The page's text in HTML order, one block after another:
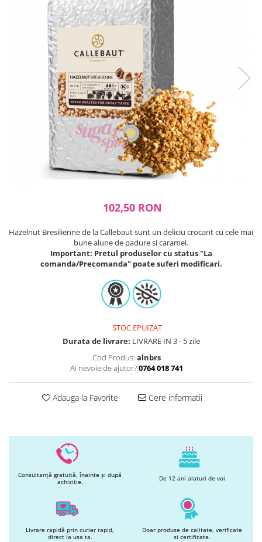
Ustensile ciocolata
AMBALARE & PREZENTARE
Cakepops - Acadele
Praline - Bomboane
Eclair - Macarons
Pungi celofan
Forme pentru copt
Candybar - Catering
Alte ambalaje
Decoratiuni din ciocolata
Printuri Comestibile
PETRECERI & EVENIMENTE
Toppere prajituri
DETERGENTI & CURATENIE
102,50 RON
Hazelnut Bresilienne de la Callebaut sunt un deliciu crocant cu cele mai
bune alune de padure si caramel.
Important: Pretul produselor cu status "La
comanda/Precomanda" poate suferi modificari.
STOC EPUIZAT
Durata de livrare: LIVRARE IN 3 - 5 zile
Cod Produs: alnbrs
Ai nevoie de ajutor?0764 018 741
Adauga la Favorite Cere informatii
Consultanță gratuită, înainte și după
achiziție.
De 12 ani alaturi de voi
Livrare rapidă prin curier rapid,
direct la ușa ta.
Doar produse de calitate, verificate
si certificate.